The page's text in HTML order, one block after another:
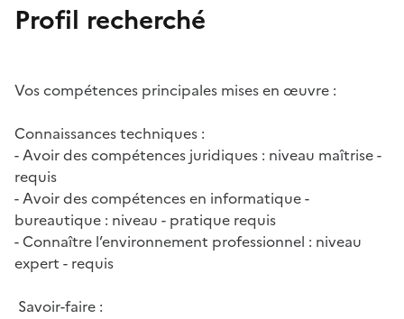
Profil recherché
Vos compétences principales mises en œuvre :
Connaissances techniques :
- Avoir des compétences juridiques : niveau maîtrise -
requis
- Avoir des compétences en informatique -
bureautique : niveau - pratique requis
- Connaître l’environnement professionnel : niveau
expert - requis
Savoir-faire :